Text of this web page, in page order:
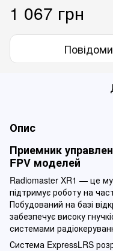
1 067 грн
Опис
Приемник
FPV моделей
Radiomaster XR1 — це
підтримує роботу на
Побудований на базі
забезпечує високу
системами
Система ExpressLRS